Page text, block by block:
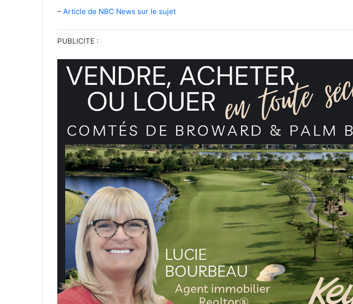
– Article de NBC News sur le sujet
PUBLICITE :